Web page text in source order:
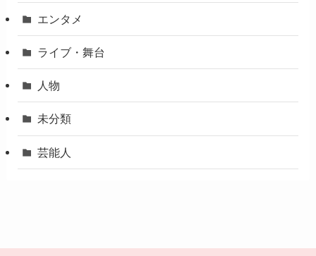
エンタメ
ライブ・舞台
人物
未分類
芸能人